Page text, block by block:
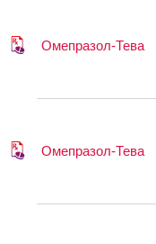
Омепразол-Тева
Омепразол-Тева